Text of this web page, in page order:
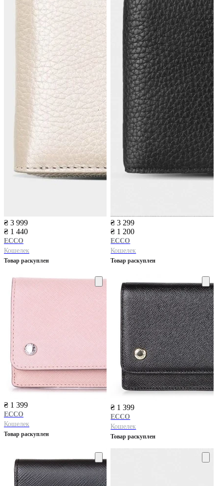
₴ 3 999
₴ 1 440
ECCO
Кошелек
Товар раскуплен
₴ 3 299
₴ 1 200
ECCO
Кошелек
Товар раскуплен
₴ 1 399
ECCO
Кошелек
Товар раскуплен
₴ 1 399
ECCO
Кошелек
Товар раскуплен